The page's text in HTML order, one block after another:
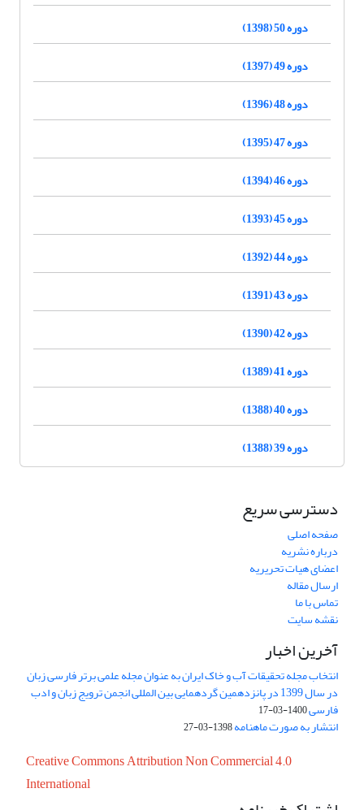
دوره 50 (1398)
دوره 49 (1397)
دوره 48 (1396)
دوره 47 (1395)
دوره 46 (1394)
دوره 45 (1393)
دوره 44 (1392)
دوره 43 (1391)
دوره 42 (1390)
دوره 41 (1389)
دوره 40 (1388)
دوره 39 (1388)
دسترسی سریع
صفحه اصلی
درباره نشریه
اعضای هیات تحریریه
ارسال مقاله
تماس با ما
نقشه سایت
آخرین اخبار
انتخاب مجله تحقیقات آب و خاک ایران به عنوان مجله علمی برتر فارسی زبان
در سال 1399 در پانزدهمین گردهمایی بین المللی انجمن ترویج زبان و ادب
فارسی1400-03-17
انتشار به صورت ماهنامه1398-03-27
Creative Commons Attribution Non Commercial 4.0
International